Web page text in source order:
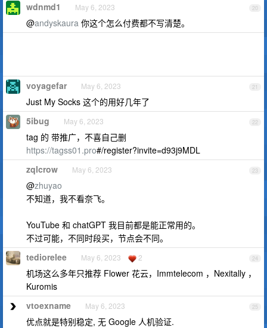
20
wdnmd1 May 6, 2023
@andyskaura 你这个怎么付费都不写清楚。
21
voyagefar May 6, 2023
Just My Socks 这个的用好几年了
22
5ibug May 6, 2023
tag 的 带推广，不喜自己删
https://tagss01.pro#/register?invite=d93j9MDL
23
zqlcrow May 6, 2023
@zhuyao
不知道，我不看奈飞。
YouTube 和 chatGPT 我目前都是能正常用的。
不过可能，不同时段买，节点会不同。
24
tediorelee May 6, 2023 2
机场这么多年只推荐 Flower 花云，Immtelecom ，Nexitally ，
Kuromis
25
vtoexname May 6, 2023
优点就是特别稳定, 无 Google 人机验证.